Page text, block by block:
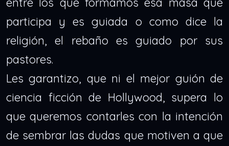
participa y es guiada o como dice la
religión, el rebaño es guiado por sus
pastores.
Les garantizo, que ni el mejor guión de
ciencia ficción de Hollywood, supera lo
que queremos contarles con la intención
de sembrar las dudas que motiven a que